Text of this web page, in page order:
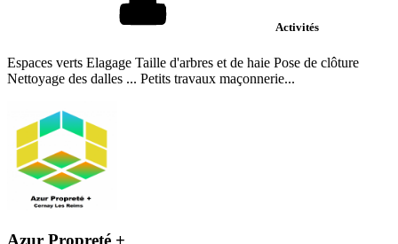
Activités
Espaces verts Elagage Taille d'arbres et de haie Pose de clôture
Nettoyage des dalles ... Petits travaux maçonnerie...
Azur Propreté +